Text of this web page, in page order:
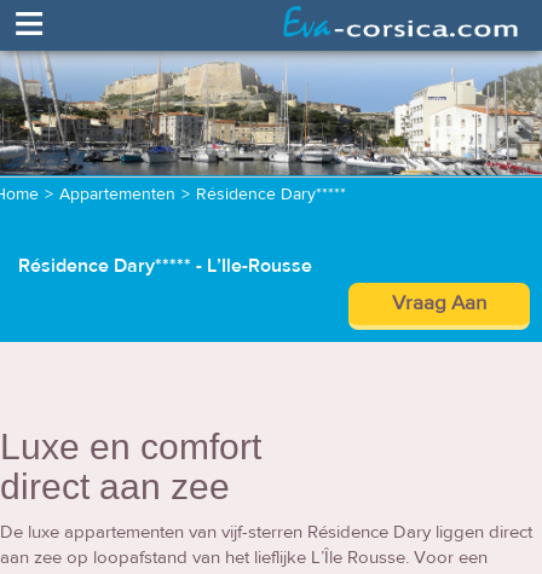
≡
> Appartementen > Résidence Dary*****
Résidence Dary***** - L’Ile-Rousse
Vraag Aan
Luxe en comfort
direct aan zee
De luxe appartementen van vijf-sterren Résidence Dary liggen direct
aan zee op loopafstand van het lieflijke L’Île Rousse. Voor een